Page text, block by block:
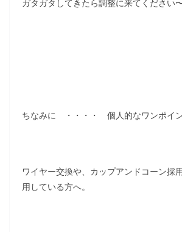
ガタガタしてきたら調整に来てください〜
ちなみに ・・・・ 個人的なワンポイン
ワイヤー交換や、カップアンドコーン採
用している方へ。